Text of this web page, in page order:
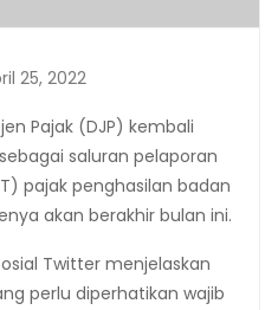
25, 2022
Pajak (DJP) kembali
saluran pelaporan
pajak penghasilan badan
akan berakhir bulan ini.
Twitter menjelaskan
perlu diperhatikan wajib